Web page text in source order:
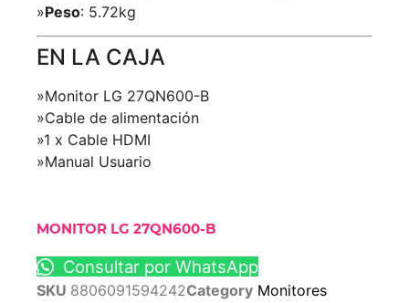
»Peso: 5.72kg
EN LA CAJA
»Monitor LG 27QN600-B
»Cable de alimentación
»1 x Cable HDMI
»Manual Usuario
MONITOR LG 27QN600-B
Consultar por WhatsApp
SKU 8806091594242Category Monitores